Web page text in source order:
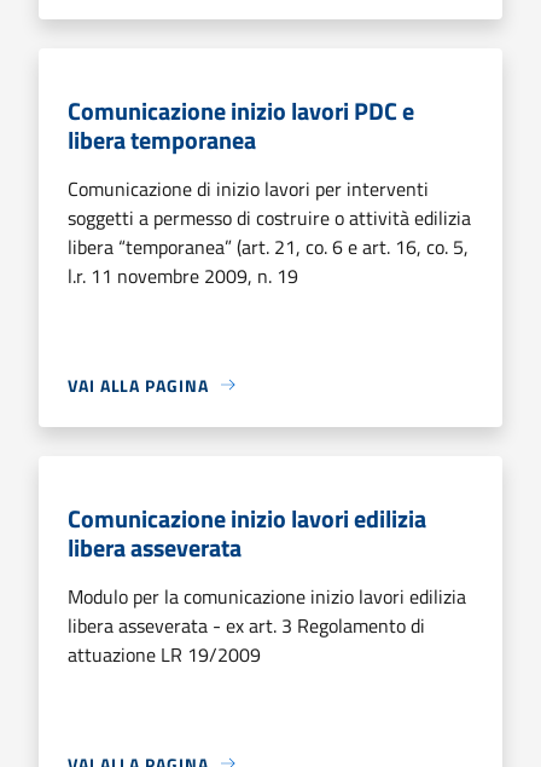
Comunicazione inizio lavori PDC e
libera temporanea
Comunicazione di inizio lavori per interventi
soggetti a permesso di costruire o attività edilizia
libera “temporanea” (art. 21, co. 6 e art. 16, co. 5,
l.r. 11 novembre 2009, n. 19
VAI ALLA PAGINA
Comunicazione inizio lavori edilizia
libera asseverata
Modulo per la comunicazione inizio lavori edilizia
libera asseverata - ex art. 3 Regolamento di
attuazione LR 19/2009